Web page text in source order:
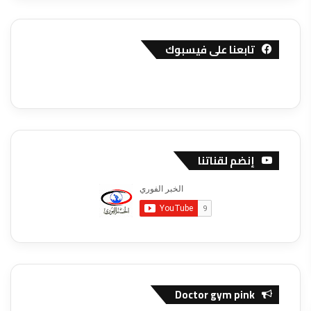
تابعنا على فيسبوك
إنضم لقناتنا
Doctor gym pink